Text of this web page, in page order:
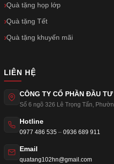
Quà tặng họp lớp
Quà tặng Tết
Quà tặng khuyến mãi
LIÊN HỆ
CÔNG TY CỔ PHẦN ĐẦU TƯ
Số 6 ngõ 326 Lê Trọng Tấn,
Hotline
0977 486 535 – 0936 689 911
Email
quatang102hn@gmail.com